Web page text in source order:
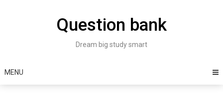
Question bank
Dream big study smart
MENU